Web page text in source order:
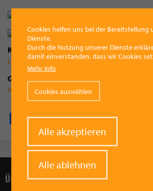
Kategorie
Leben
Gemeinde
Vorchdorf
Facebook
Pinterest
X WhatsApp
Email
ÜBER UNS
Cookies helfen uns bei der Bereitstellung
Dienste.
Durch die Nutzung unserer Dienste
damit einverstanden, dass wir Cookies
Mehr Info
Cookies auswählen
Alle akzeptieren
Alle ablehnen